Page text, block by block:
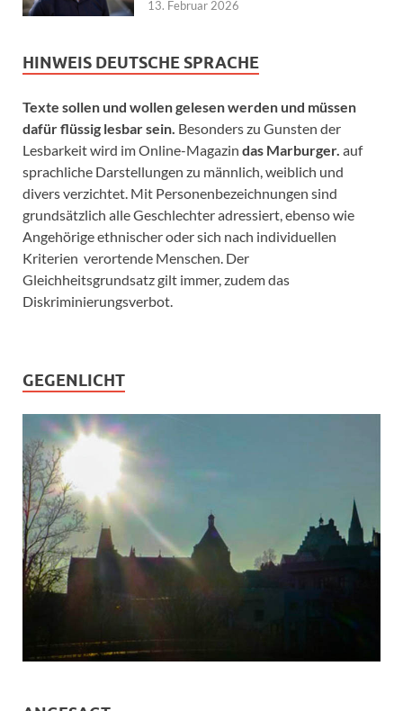
13. Februar 2026
HINWEIS DEUTSCHE SPRACHE
Texte sollen und wollen gelesen werden und müssen
dafür flüssig lesbar sein. Besonders zu Gunsten der
Lesbarkeit wird im Online-Magazin das Marburger. auf
sprachliche Darstellungen zu männlich, weiblich und
divers verzichtet. Mit Personenbezeichnungen sind
grundsätzlich alle Geschlechter adressiert, ebenso wie
Angehörige ethnischer oder sich nach individuellen
Kriterien verortende Menschen. Der
Gleichheitsgrundsatz gilt immer, zudem das
Diskriminierungsverbot.
GEGENLICHT